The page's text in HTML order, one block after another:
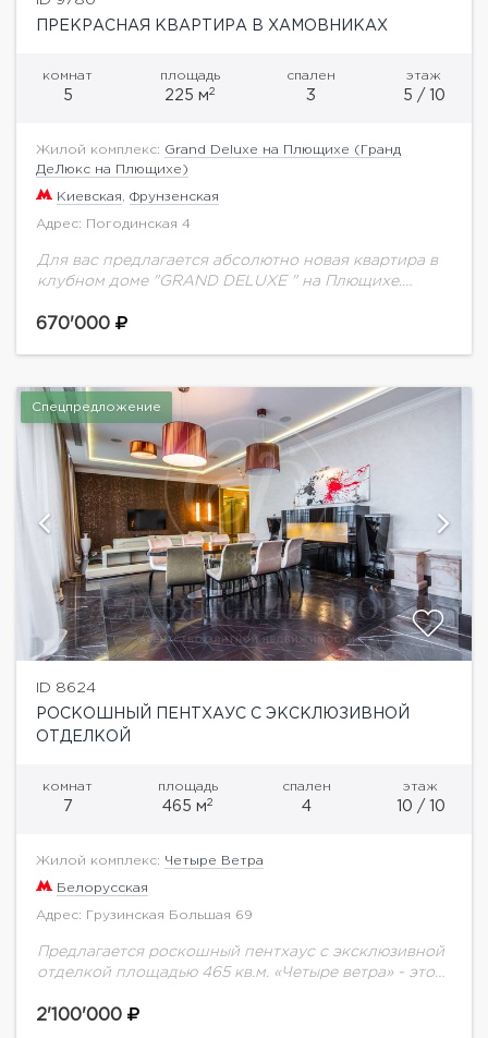
ПРЕКРАСНАЯ КВАРТИРА В ХАМОВНИКАХ
комнат
5
площадь
225 м2
спален
3
этаж
5 / 10
Жилой комплекс: Grand Deluxe на Плющихе (Гранд
ДеЛюкс на Плющихе)
Киевская Фрунзенская
Адрес: Погодинская 4
Для вас предлагается абсолютно новая квартира в
клубном доме "GRAND DELUXE " на Плющихе.
проекту с использованием натуральных
670'000
Спецпредложение
ID 8624
РОСКОШНЫЙ ПЕНТХАУС С ЭКСКЛЮЗИВНОЙ
ОТДЕЛКОЙ
комнат
7
площадь
465 м2
спален
4
этаж
10 / 10
Жилой комплекс: Четыре Ветра
Белорусская
Адрес: Грузинская Большая 69
Предлагается роскошный пентхаус с эксклюзивной
отделкой площадью 465 кв.м. «Четыре ветра» - это
этажности (9-10 этажей) в современном
2'100'000